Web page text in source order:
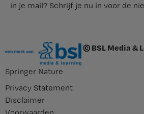
in je mail? Schrijf je nu in voor de
© BSL Media &
Springer Nature
Privacy Statement
Disclaimer